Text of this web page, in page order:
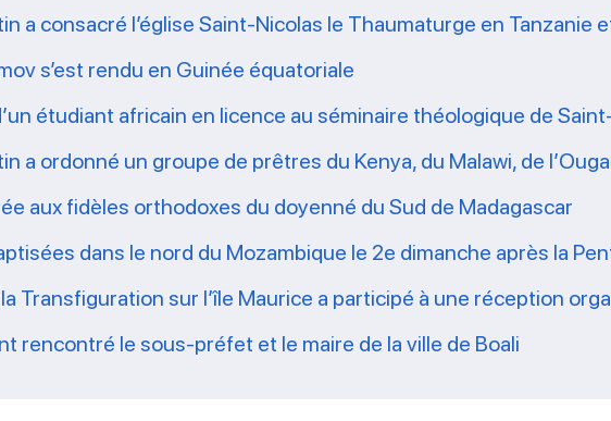
a consacré l’église Saint-Nicolas le Thaumaturge en Tanzanie
s’est rendu en Guinée équatoriale
étudiant africain en licence au séminaire théologique de
a ordonné un groupe de prêtres du Kenya, du Malawi, de
aux fidèles orthodoxes du doyenné du Sud de Madagascar
dans le nord du Mozambique le 2e dimanche après la
Transfiguration sur l’île Maurice a participé à une réception
rencontré le sous-préfet et le maire de la ville de Boali